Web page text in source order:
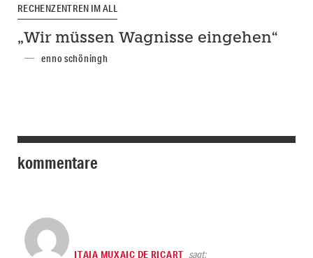
RECHENZENTREN IM ALL
„Wir müssen Wagnisse eingehen“
enno schöningh
kommentare
ITAIA MUXAIC DE RICART sagt: